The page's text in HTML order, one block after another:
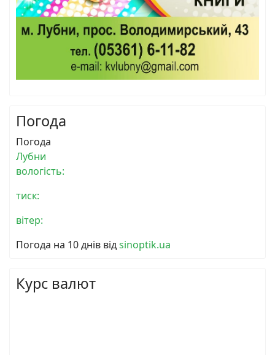
Погода
Погода
Лубни
вологість:
тиск:
вітер:
Погода на 10 днів відsinoptik.ua
Курс валют